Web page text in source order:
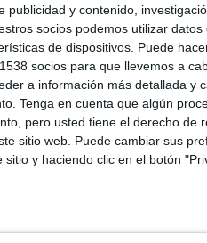
y contenido,
socios podemos utilizar datos
de dispositivos. Puede
socios para que llevemos a
a información más detallada y
Tenga en cuenta que algún
pero usted tiene el derecho de
sitio web. Puede cambiar sus
y haciendo clic en el botón
para Miguel
siempre”.
que fuera designado
a que Miguel
Es incuestionable que
nadie había llegado
en los Chicago
entre los